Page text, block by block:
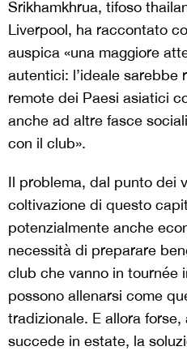
Srikhamkhrua, tifoso
Liverpool, ha raccontato
auspica «una maggiore
autentici: l’ideale sarebbe
remote dei Paesi asiatici
anche ad altre fasce
con il club».
Il problema, dal punto dei
coltivazione di questo
potenzialmente anche
necessità di preparare
club che vanno in tournée
possono allenarsi come
tradizionale. E allora
succede in estate, la